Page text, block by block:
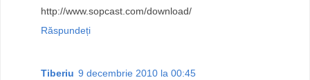
http://www.sopcast.com/download/
Răspundeți
Tiberiu 9 decembrie 2010 la 00:45